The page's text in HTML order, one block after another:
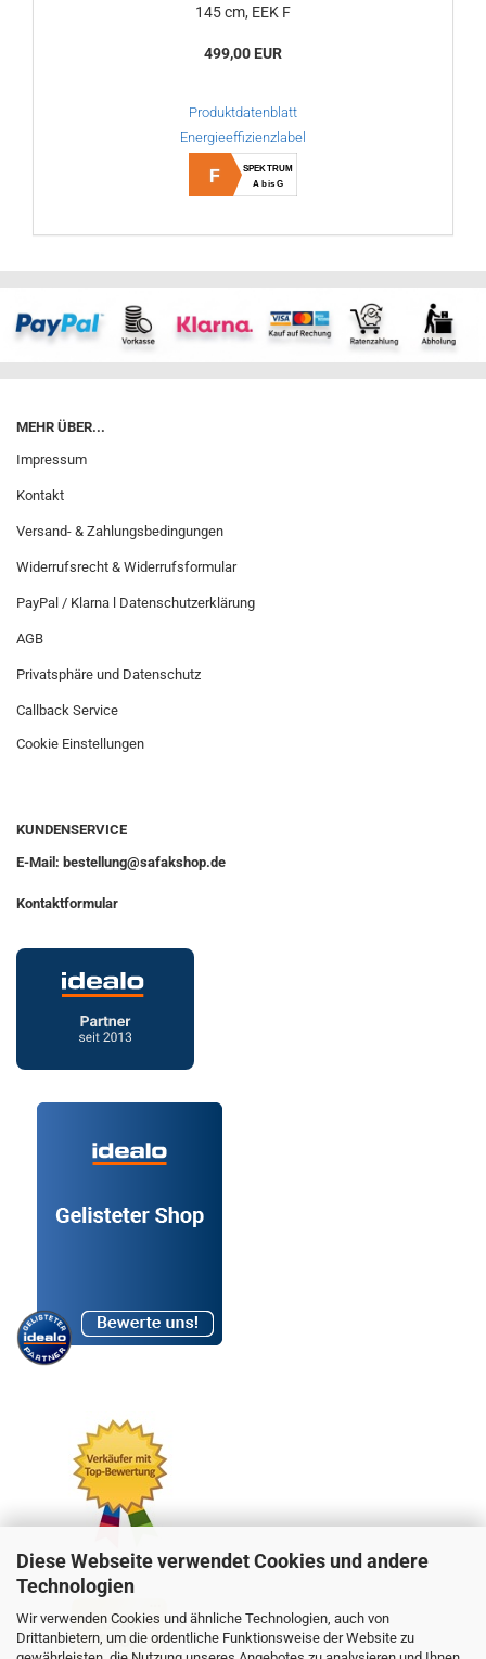
Diese Webseite verwendet Cookies und andere
Technologien
Wir verwenden Cookies und ähnliche Technologien, auch von
Drittanbietern, um die ordentliche Funktionsweise der Website zu
145 cm, EEK F
499,00 EUR
Produktdatenblatt
Energieeffizienzlabel
F
SPEKTRUM
A bis G
MEHR ÜBER...
Impressum
Kontakt
Versand- & Zahlungsbedingungen
Widerrufsrecht & Widerrufsformular
PayPal / Klarna l Datenschutzerklärung
AGB
Privatsphäre und Datenschutz
Callback Service
Cookie Einstellungen
KUNDENSERVICE
E-Mail: bestellung@safakshop.de
Kontaktformular